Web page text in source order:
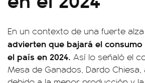
En un contexto de una fuerte
advierten que bajará el
el país en 2024. Así lo señaló el
Mesa de Ganados, Dardo